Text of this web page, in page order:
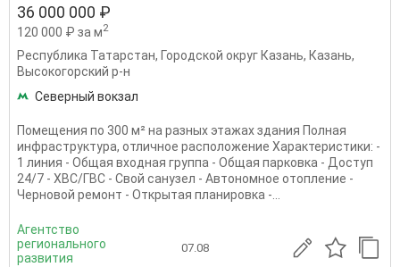
36 000 000 ₽
120 000 ₽ за м2
Республика Татарстан, Городской округ Казань, Казань,
Высокогорский р-н
Северный вокзал
Помещения по 300 м² на разных этажах здания Полная
инфраструктура, отличное расположение Характеристики: -
1 линия - Общая входная группа - Общая парковка - Доступ
24/7 - ХВС/ГВС - Свой санузел - Автономное отопление -
Черновой ремонт - Открытая планировка -...
Агентство
регионального
развития
07.08